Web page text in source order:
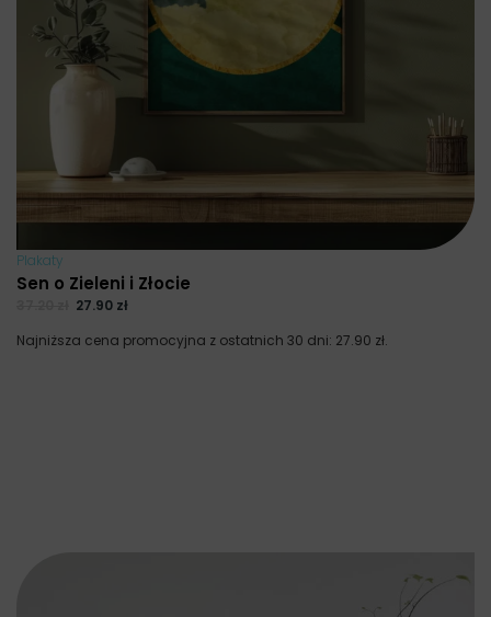
Plakaty
Sen o Zieleni i Złocie
27.90 zł
Najniższa cena promocyjna z ostatnich 30 dni: 27.90 zł.